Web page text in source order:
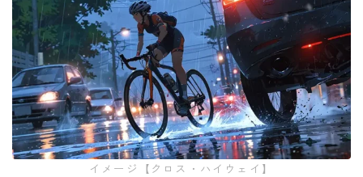
イメージ【クロス・ハイウェイ】